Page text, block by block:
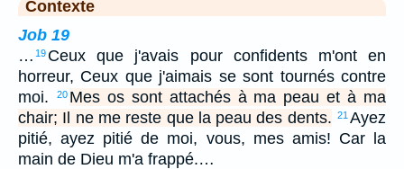
Contexte
Job 19
… 19 Ceux que j'avais pour confidents m'ont en
horreur, Ceux que j'aimais se sont tournés contre
moi.
20 Mes os sont attachés à ma peau et à ma
chair; Il ne me reste que la peau des dents. 21 Ayez
pitié, ayez pitié de moi, vous, mes amis! Car la
main de Dieu m'a frappé.…